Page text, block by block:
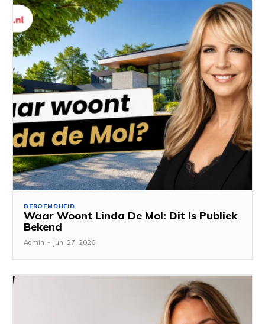
BEROEMDHEID
Waar Woont Linda De Mol: Dit Is Publiek
Bekend
Admin - juni 27, 2026